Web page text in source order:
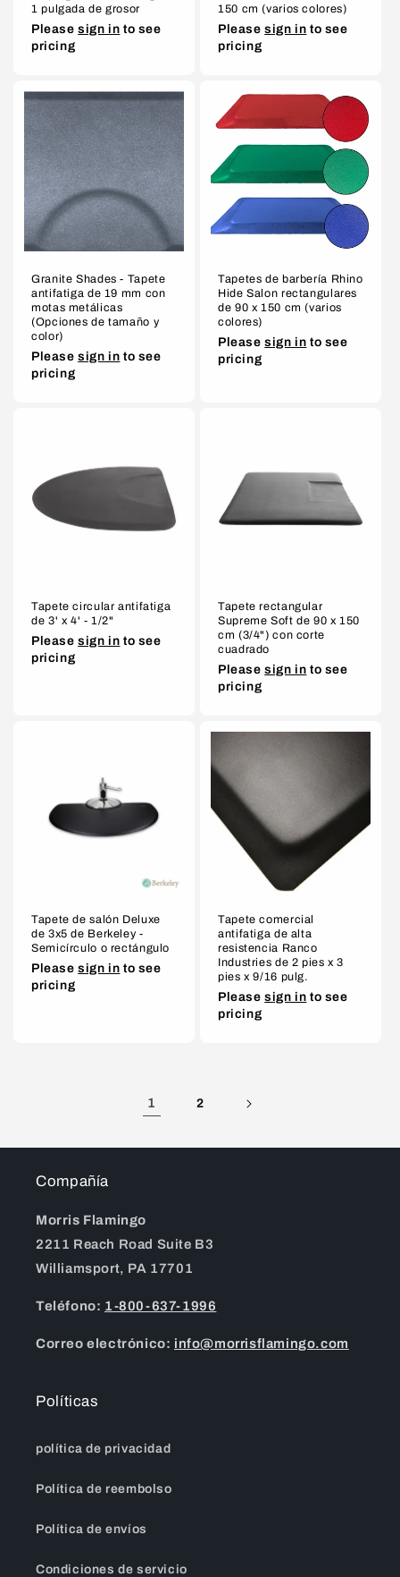
1 pulgada de grosor
Pleasesign in to see
pricing
150 cm (varios colores)
Pleasesign in to see
pricing
Granite Shades - Tapete
antifatiga de 19 mm con
motas metálicas
(Opciones de tamaño y
color)
Pleasesign in to see
pricing
Tapetes de barbería Rhino
Hide Salon rectangulares
de 90 x 150 cm (varios
colores)
Pleasesign in to see
pricing
Tapete circular antifatiga
de 3' x 4' - 1/2"
Pleasesign in to see
pricing
Tapete rectangular
Supreme Soft de 90 x 150
cm (3/4") con corte
cuadrado
Pleasesign in to see
pricing
Tapete de salón Deluxe
de 3x5 de Berkeley -
Semicírculo o rectángulo
Pleasesign in to see
pricing
Tapete comercial
antifatiga de alta
resistencia Ranco
Industries de 2 pies x 3
pies x 9/16 pulg.
Pleasesign in to see
pricing
1 2
Compañía
Morris Flamingo
2211 Reach Road Suite B3
Williamsport, PA 17701
Teléfono: 1-800-637-1996
Correo electrónico: info@morrisflamingo.com
Políticas
política de privacidad
Política de reembolso
Política de envíos
Condiciones de servicio